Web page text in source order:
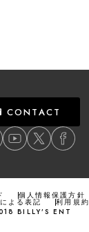
CONTACT
個人情報保護方針
よる表記
利用規約
BILLY’S ENT